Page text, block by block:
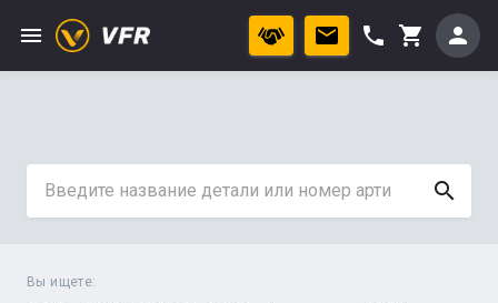
menu phone shopping_cart person
search
Вы ищете: